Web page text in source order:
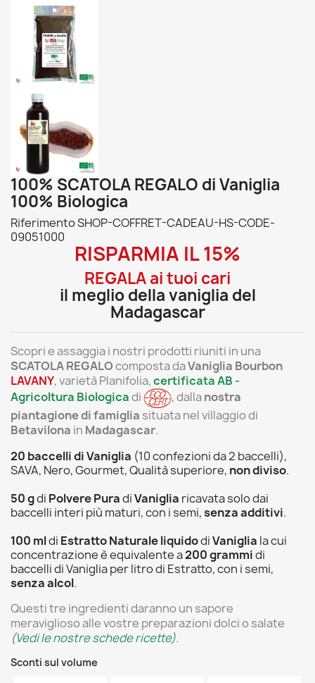
100% SCATOLA REGALO di Vaniglia
100% Biologica
RiferimentoSHOP-COFFRET-CADEAU-HS-CODE-
09051000
RISPARMIA IL 15%
REGALA ai tuoi cari
il meglio della vaniglia del
Madagascar
Scopri e assaggia i nostri prodotti riuniti in una
SCATOLA REGALOcomposta daVaniglia Bourbon
LAVANY, varietà Planifolia,certificata AB -
Agricoltura Biologicadi , dallanostra
piantagione di famiglia situata nel villaggio di
Betavilona in Madagascar.
20 baccelli di Vaniglia (10 confezioni da 2 baccelli),
SAVA, Nero, Gourmet, Qualità superiore, non diviso.
50 gdi Polvere PuradiVaniglia ricavata solo dai
baccelli interi più maturi, con i semi,senza additivi.
100 mldi Estratto NaturaleliquidodiVaniglia la cui
concentrazione è equivalente a200 grammidi
baccelli di Vaniglia per litro di Estratto, con i semi,
senza alcol.
Questi tre ingredienti daranno un sapore
meraviglioso alle vostre preparazioni dolci o salate
(Vedi le nostre schede ricette).
Sconti sul volume